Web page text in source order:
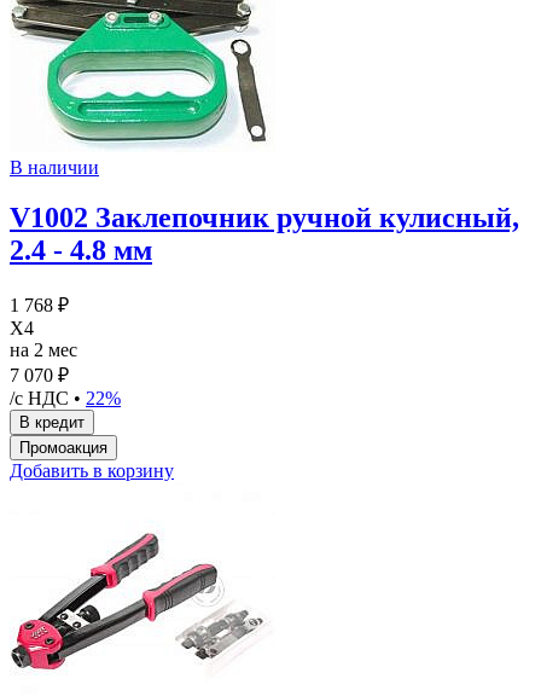
В наличии
V1002 Заклепочник ручной кулисный,
2.4 - 4.8 мм
1 768 ₽
X4
на 2 мес
7 070 ₽
/с НДС • 22%
Добавить в корзину